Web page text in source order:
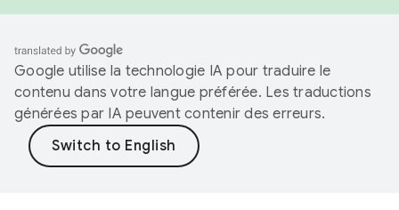
Google utilise la technologie IA pour traduire le
contenu dans votre langue préférée. Les traductions
générées par IA peuvent contenir des erreurs.